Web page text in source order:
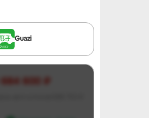
Guazi
1 684 600 ₽